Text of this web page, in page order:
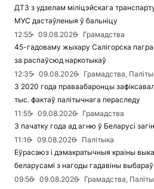
ДТЗ з удзелам міліцэйскага
МУС дастаўленыя ў бальніцу
12:55
09.08.2026
Грамадства
45-гадоваму жыхару Салігорска
за распаўсюд наркотыкаў
12:35
09.08.2026
Грамадства,
З 2020 года праваабаронцы
тыс. фактаў палітычнага пераследу
11:55
09.08.2026
Грамадства
З пачатку года ад агню ў Беларусі
11:16
09.08.2026
Палітыка
Еўрасаюз і дэмакратычныя краіны
беларусамі з нагоды гадавіны
09:56
09.08.2026
Грамадства,